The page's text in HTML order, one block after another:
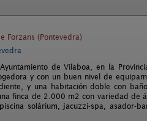
Forzans (Pontevedra)
de Vilaboa, en la
y con un buen nivel de
y una habitación doble con
finca de 2.000 m2 con variedad de
solárium, jacuzzi-spa, asador-